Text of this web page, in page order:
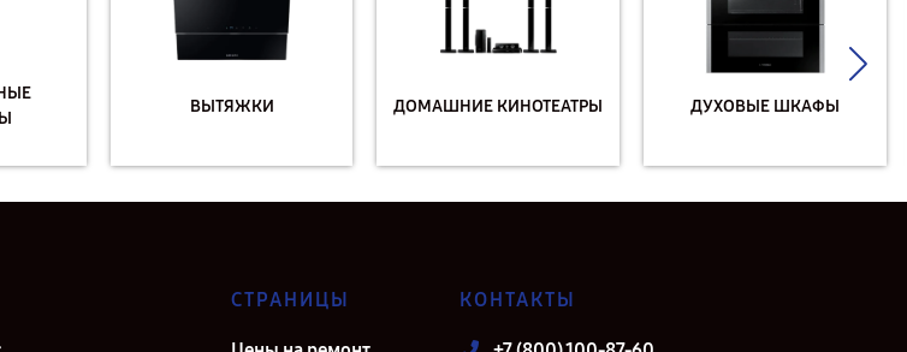
ВЫТЯЖКИ ДОМАШНИЕ КИНОТЕАТРЫ ДУХОВЫЕ ШКАФЫ
СТРАНИЦЫ КОНТАКТЫ